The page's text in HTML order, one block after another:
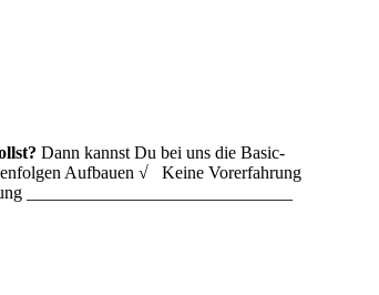
Dann kannst Du bei uns die Basic-
Aufbauen √ Keine Vorerfahrung
______________________________